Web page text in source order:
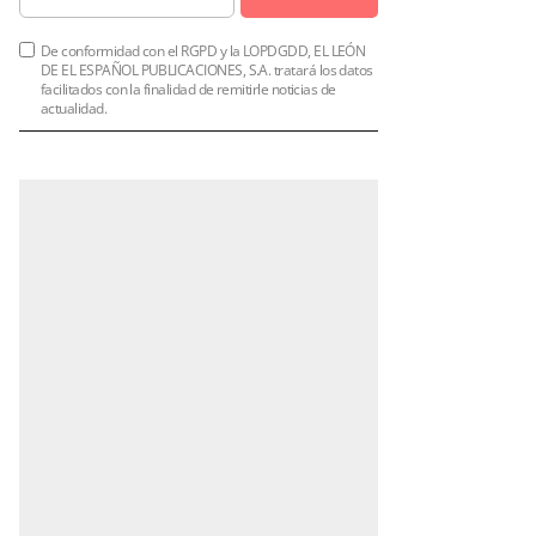
De conformidad con el RGPD y la LOPDGDD, EL LEÓN
DE EL ESPAÑOL PUBLICACIONES, S.A. tratará los datos
facilitados con la finalidad de remitirle noticias de
actualidad.